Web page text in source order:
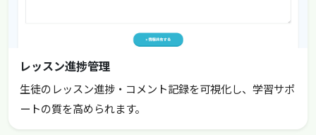
レッスン進捗管理
生徒のレッスン進捗・コメント記録を可視化し、学習サポ
ートの質を高められます。